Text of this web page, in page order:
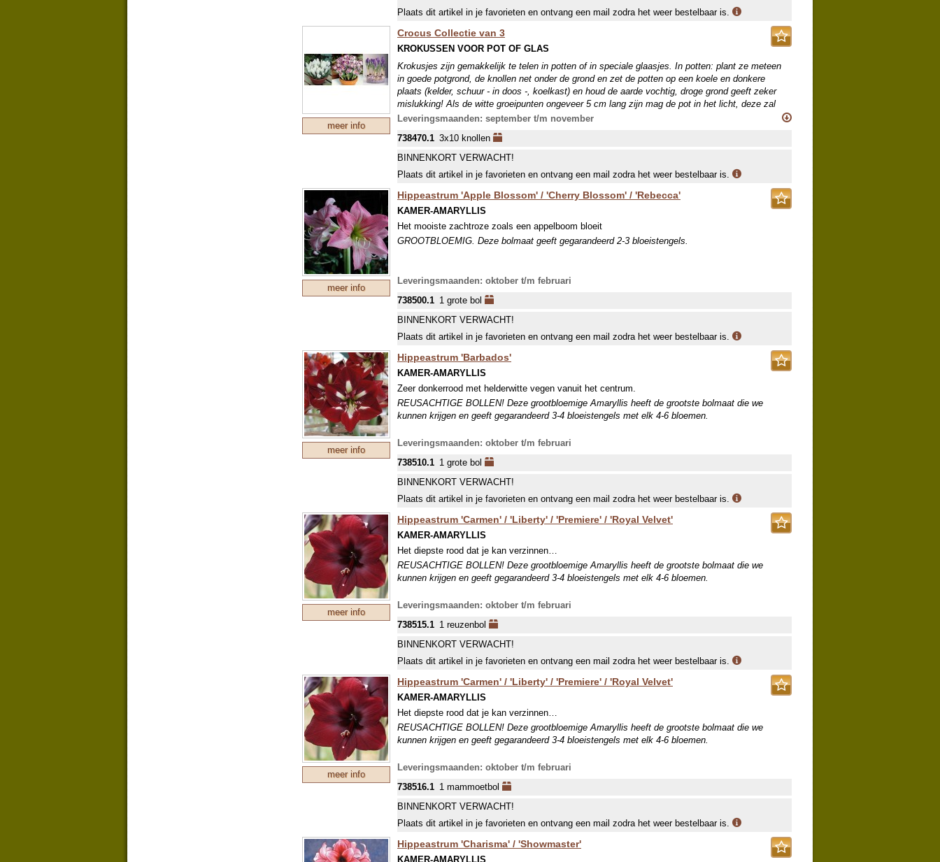
Plaats dit artikel in je favorieten en ontvang een mail zodra het weer bestelbaar is.
meer info
Crocus Collectie van 3
KROKUSSEN VOOR POT OF GLAS
Krokusjes zijn gemakkelijk te telen in potten of in speciale glaasjes. In potten: plant ze meteen
in goede potgrond, de knollen net onder de grond en zet de potten op een koele en donkere
plaats (kelder, schuur - in doos -, koelkast) en houd de aarde vochtig, droge grond geeft zeker
mislukking! Als de witte groeipunten ongeveer 5 cm lang zijn mag de pot in het licht, deze zal
dan snel bloeien. Op glaasjes: plaats het knolletje op het speciale krokusglaasje en vul met
worteltjes ontstaan, dan mag het niveau iets zakken. Ook de glaasjes moeten koel en donker
staan totdat de groeipunt 5 cm lang is, zie hierboven. We leveren de grootst mogelijke knolmaat
Leveringsmaanden: september t/m november
738470.1 3x10 knollen
BINNENKORT VERWACHT!
Plaats dit artikel in je favorieten en ontvang een mail zodra het weer bestelbaar is.
meer info
Hippeastrum 'Apple Blossom' / 'Cherry Blossom' / 'Rebecca'
KAMER-AMARYLLIS
Het mooiste zachtroze zoals een appelboom bloeit
GROOTBLOEMIG. Deze bolmaat geeft gegarandeerd 2-3 bloeistengels.
Leveringsmaanden: oktober t/m februari
738500.1 1 grote bol
BINNENKORT VERWACHT!
Plaats dit artikel in je favorieten en ontvang een mail zodra het weer bestelbaar is.
meer info
Hippeastrum 'Barbados'
KAMER-AMARYLLIS
Zeer donkerrood met helderwitte vegen vanuit het centrum.
REUSACHTIGE BOLLEN! Deze grootbloemige Amaryllis heeft de grootste bolmaat die we
kunnen krijgen en geeft gegarandeerd 3-4 bloeistengels met elk 4-6 bloemen.
Leveringsmaanden: oktober t/m februari
738510.1 1 grote bol
BINNENKORT VERWACHT!
Plaats dit artikel in je favorieten en ontvang een mail zodra het weer bestelbaar is.
meer info
Hippeastrum 'Carmen' / 'Liberty' / 'Premiere' / 'Royal Velvet'
KAMER-AMARYLLIS
Het diepste rood dat je kan verzinnen…
REUSACHTIGE BOLLEN! Deze grootbloemige Amaryllis heeft de grootste bolmaat die we
kunnen krijgen en geeft gegarandeerd 3-4 bloeistengels met elk 4-6 bloemen.
Leveringsmaanden: oktober t/m februari
738515.1 1 reuzenbol
BINNENKORT VERWACHT!
Plaats dit artikel in je favorieten en ontvang een mail zodra het weer bestelbaar is.
meer info
Hippeastrum 'Carmen' / 'Liberty' / 'Premiere' / 'Royal Velvet'
KAMER-AMARYLLIS
Het diepste rood dat je kan verzinnen…
REUSACHTIGE BOLLEN! Deze grootbloemige Amaryllis heeft de grootste bolmaat die we
kunnen krijgen en geeft gegarandeerd 3-4 bloeistengels met elk 4-6 bloemen.
Leveringsmaanden: oktober t/m februari
738516.1 1 mammoetbol
BINNENKORT VERWACHT!
Plaats dit artikel in je favorieten en ontvang een mail zodra het weer bestelbaar is.
Hippeastrum 'Charisma' / 'Showmaster'
KAMER-AMARYLLIS